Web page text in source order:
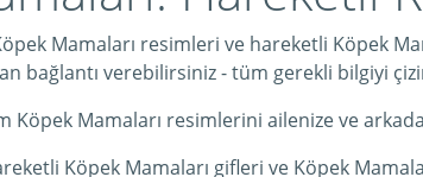
Mamaları resimleri ve hareketli Köpek
bağlantı verebilirsiniz - tüm gerekli bilgiyi
Mamaları resimlerini ailenize ve
Köpek Mamaları gifleri ve Köpek